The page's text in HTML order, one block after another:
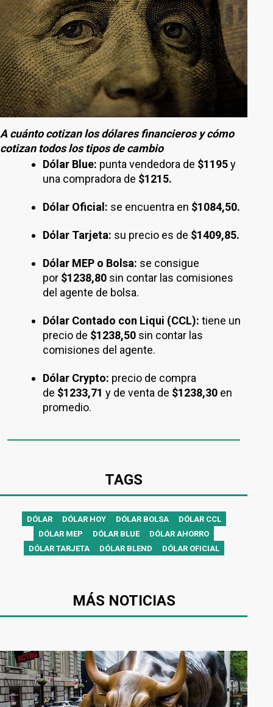
A cuánto cotizan los dólares financieros y cómo
cotizan todos los tipos de cambio
Dólar Blue: punta vendedora de $1195y
una compradora de $1215.
Dólar Oficial: se encuentra en $1084,50.
Dólar Tarjeta: su precio es de $1409,85.
Dólar MEP o Bolsa: se consigue
por $1238,80 sin contar las comisiones
del agente de bolsa.
Dólar Contado con Liqui (CCL): tiene un
precio de $1238,50 sin contar las
comisiones del agente.
Dólar Crypto: precio de compra
de $1233,71 y de venta de $1238,30 en
promedio.
TAGS
DÓLAR DÓLAR HOY DÓLAR BOLSA
DÓLAR CCL
DÓLAR MEP
DÓLAR BLUE
DÓLAR AHORRO
DÓLAR TARJETA
DÓLAR BLEND DÓLAR OFICIAL
MÁS NOTICIAS